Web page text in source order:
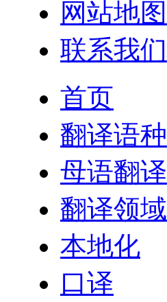
网站地图
联系我们
首页
翻译语种
母语翻译
翻译领域
本地化
口译